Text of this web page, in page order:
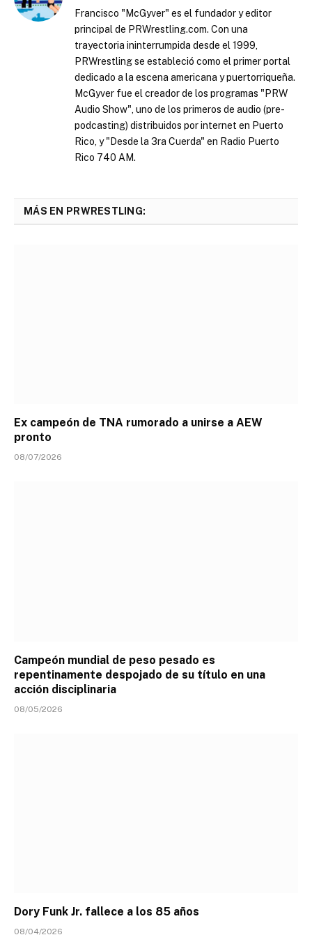
Francisco "McGyver" es el fundador y editor
principal de PRWrestling.com. Con una
trayectoria ininterrumpida desde el 1999,
PRWrestling se estableció como el primer portal
dedicado a la escena americana y puertorriqueña.
McGyver fue el creador de los programas "PRW
Audio Show", uno de los primeros de audio (pre-
podcasting) distribuidos por internet en Puerto
Rico, y "Desde la 3ra Cuerda" en Radio Puerto
Rico 740 AM.
MÁS EN PRWRESTLING:
Ex campeón de TNA rumorado a unirse a AEW
pronto
08/07/2026
Campeón mundial de peso pesado es
repentinamente despojado de su título en una
acción disciplinaria
08/05/2026
Dory Funk Jr. fallece a los 85 años
08/04/2026